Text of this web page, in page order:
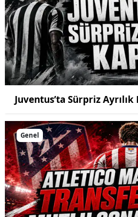
Juventus’ta Sürpriz Ayrılık
Genel